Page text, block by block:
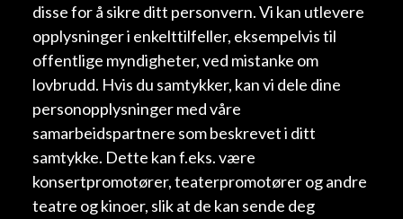
disse for å sikre ditt personvern. Vi kan utlevere
opplysninger i enkelttilfeller, eksempelvis til
offentlige myndigheter, ved mistanke om
lovbrudd. Hvis du samtykker, kan vi dele dine
personopplysninger med våre
samarbeidspartnere som beskrevet i ditt
samtykke. Dette kan f.eks. være
konsertpromotører, teaterpromotører og andre
teatre og kinoer, slik at de kan sende deg